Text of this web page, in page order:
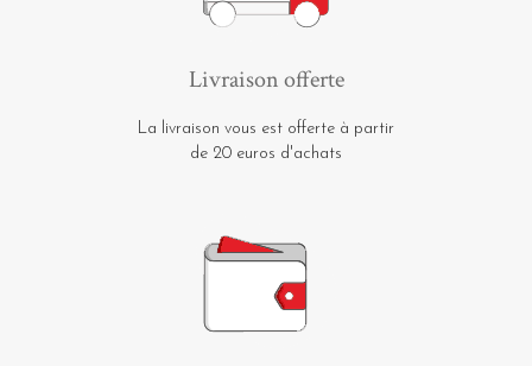
Livraison offerte
La livraison vous est offerte à partir
de 20 euros d'achats